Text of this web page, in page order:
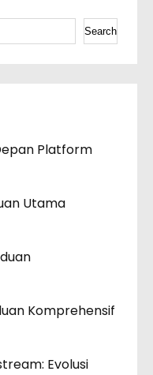
Search
Platform
Utama
Komprehensif
Evolusi